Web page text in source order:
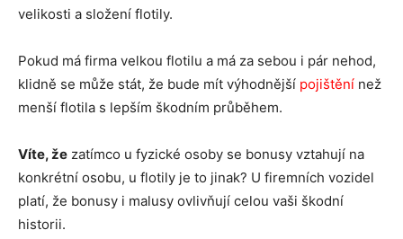
velikosti a složení flotily.
Pokud má firma velkou flotilu a má za sebou i pár nehod,
klidně se může stát, že bude mít výhodnější pojištění než
menší flotila s lepším škodním průběhem.
Víte, že zatímco u fyzické osoby se bonusy vztahují na
konkrétní osobu, u flotily je to jinak? U firemních vozidel
platí, že bonusy i malusy ovlivňují celou vaši škodní
historii.